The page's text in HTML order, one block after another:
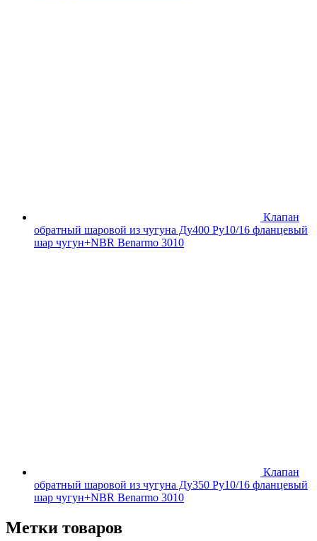
Клапан
обратный шаровой из чугуна Ду400 Ру10/16 фланцевый
шар чугун+NBR Benarmo 3010
Клапан
обратный шаровой из чугуна Ду350 Ру10/16 фланцевый
шар чугун+NBR Benarmo 3010
Метки товаров